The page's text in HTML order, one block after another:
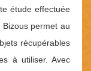
étude effectuée
permet au
récupérables
à utiliser. Avec